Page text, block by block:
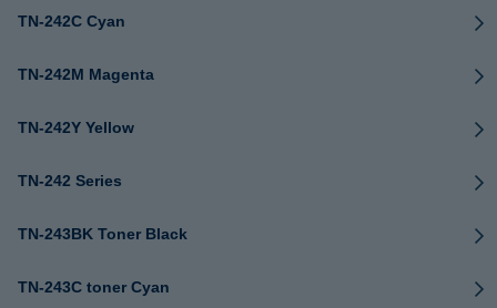
TN-242C Cyan
TN-242M Magenta
TN-242Y Yellow
TN-242 Series
TN-243BK Toner Black
TN-243C toner Cyan